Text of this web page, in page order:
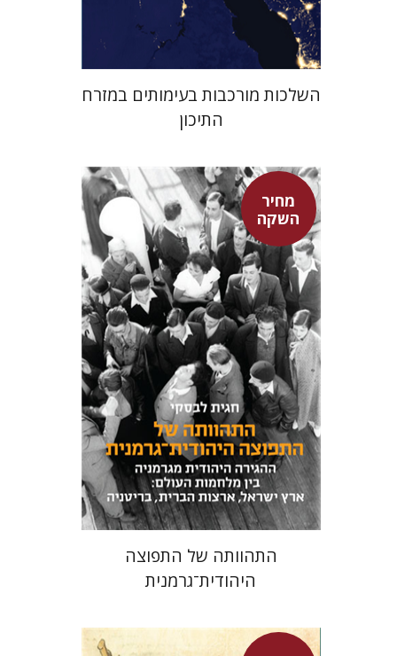
$29
השלכות מורכבות בעימותים במזרח
התיכון
מחיר
השקה
חגית לבסקי
מאירה טורצקי
מחיר השקה
$34
$24
התהוותה של התפוצה
היהודית־גרמנית